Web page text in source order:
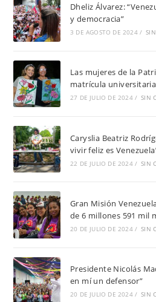
Dheliz Álvarez:
y democracia”
3 DE AGOSTO DE 2024 /
Las mujeres de la
matrícula universitaria
27 DE JULIO DE 2024 / SIN
Caryslia Beatriz
vivir feliz es
22 DE JULIO DE 2024 / SIN
Gran Misión
de 6 millones 591 mil
20 DE JULIO DE 2024 / SIN
Presidente Nicolás
en mí un defensor”
20 DE JULIO DE 2024 / SIN